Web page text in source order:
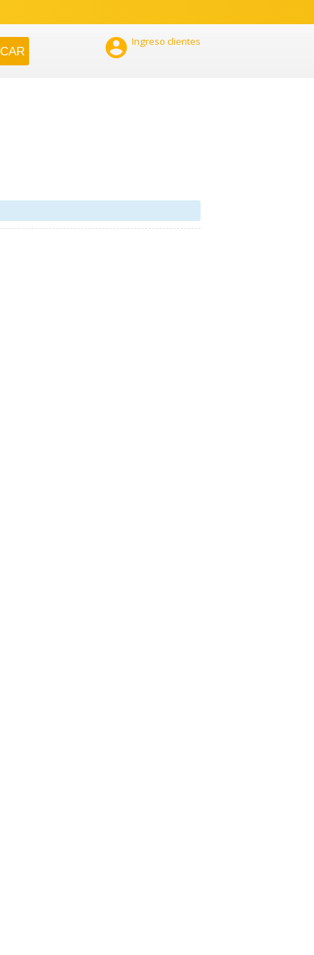
 Ingreso clientes